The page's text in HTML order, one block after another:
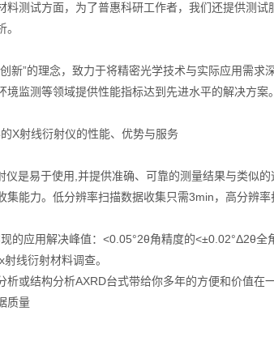
料测试方面，为了普惠科研工作者，我们还提供测
新”的理念，致力于将精密光学技术与实际应用需求
境监测等领域提供性能指标达到先进水平的解决方
X射线衍射仪的性能、优势与服务
仪是易于使用,并提供准确、可靠的测量结果与类似
集能力。低分辨率扫描数据收集只需3min，高分辨
的应用解决峰值：<0.05°2θ角精度的<±0.02°Δ2θ
线衍射材料调查。
或结构分析AXRD台式带给你多年的方便和价值在
质量